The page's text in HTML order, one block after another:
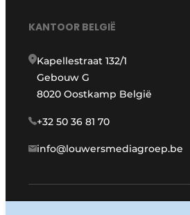
KANTOOR BELGIË
Kapellestraat 132/1
Gebouw G
8020 Oostkamp België
+32 50 36 81 70
info@louwersmediagroep.be